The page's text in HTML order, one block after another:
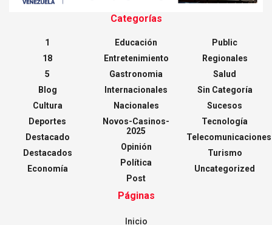
Categorías
1
18
5
Blog
Cultura
Deportes
Destacado
Destacados
Economía
Educación
Entretenimiento
Gastronomia
Internacionales
Nacionales
Novos-Casinos-
2025
Opinión
Política
Post
Public
Regionales
Salud
Sin Categoría
Sucesos
Tecnología
Telecomunicaciones
Turismo
Uncategorized
Páginas
Inicio